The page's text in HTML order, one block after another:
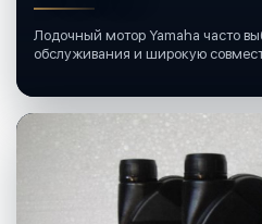
Лодочный мотор Yamaha часто
обслуживания и широкую